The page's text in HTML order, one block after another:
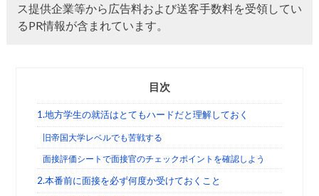
ス提供企業等から広告料および送客手数料を受領してい
るPR情報が含まれています。
目次
1.地方学生の就活はとてもハードだと理解しておく
旧帝国大学レベルでも苦戦する
面接評価シートで面接官のチェックポイントを確認しよう
2.本番前に面接を必ず何度か受けておくこと